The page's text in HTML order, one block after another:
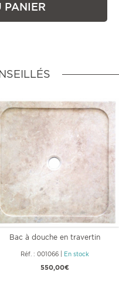
PANIER
Bac à douche en travertin
Réf. : 001066 En stock
550,00€